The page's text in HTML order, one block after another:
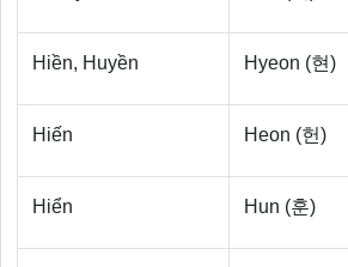
Hiền, Huyền Hyeon (현)
Hiến Heon (헌)
Hiển Hun (훈)